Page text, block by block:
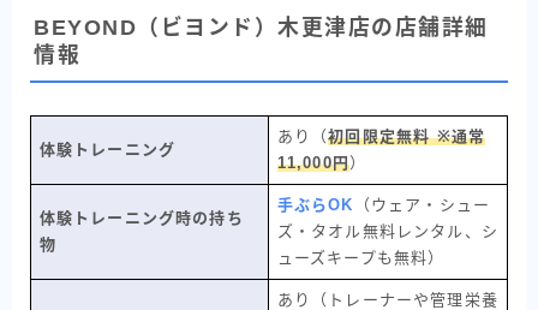
BEYOND（ビヨンド）木更津店の店舗詳細
情報
体験トレーニング
あり（初回限定無料 ※通常
11,000円）
体験トレーニング時の持ち
物
手ぶらOK （ウェア・シュー
ズ・タオル無料レンタル、シ
ューズキープも無料）
あり（トレーナーや管理栄養